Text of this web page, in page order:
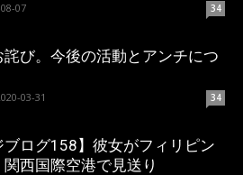
07 34
詫び。今後の活動とアンチにつ
03-31 34
ブログ158】彼女がフィリピン
西国際空港で見送り